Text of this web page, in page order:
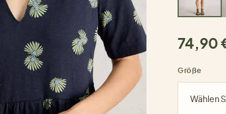
74,90
Größe
Wählen